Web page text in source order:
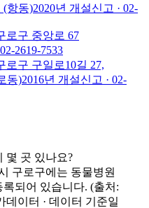
(항동)2020년 개설신고 · 02-
로구 중앙로 67
02-2619-7533
로구 구일로10길 27,
동)2016년 개설신고 · 02-
몇 곳 있나요?
구로구에는 동물병원
되어 있습니다. (출처:
이터 · 데이터 기준일